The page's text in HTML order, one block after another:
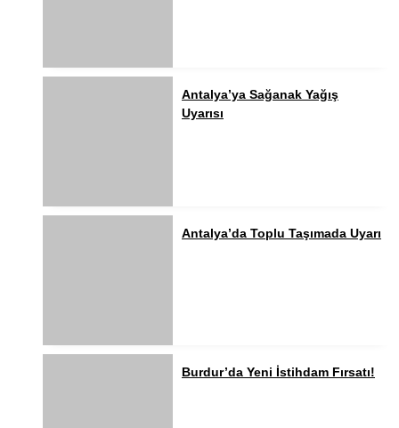
Antalya’ya Sağanak Yağış
Uyarısı
Antalya’da Toplu Taşımada Uyarı
Burdur’da Yeni İstihdam Fırsatı!